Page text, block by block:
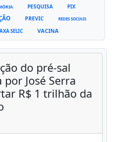
PESQUISA PIX
PREVIC REDES SOCIAIS
SELIC VACINA
do pré-sal
José Serra
R$ 1 trilhão da